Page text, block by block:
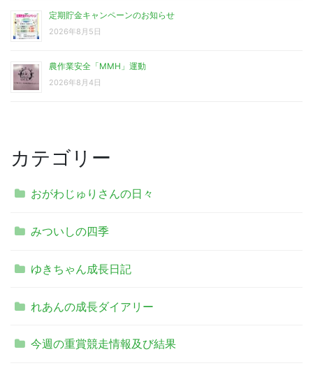
定期貯金キャンペーンのお知らせ
2026年8月5日
農作業安全「MMH」運動
2026年8月4日
カテゴリー
おがわじゅりさんの日々
みついしの四季
ゆきちゃん成長日記
れあんの成長ダイアリー
今週の重賞競走情報及び結果